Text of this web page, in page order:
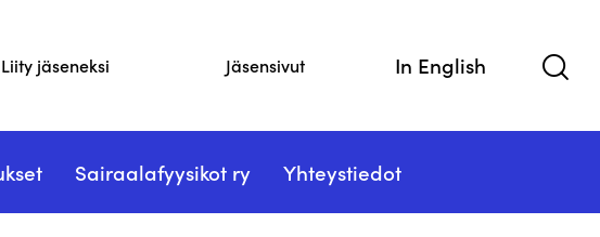
Liity jäseneksi Jäsensivut In English
Sairaalafyysikot ry Yhteystiedot